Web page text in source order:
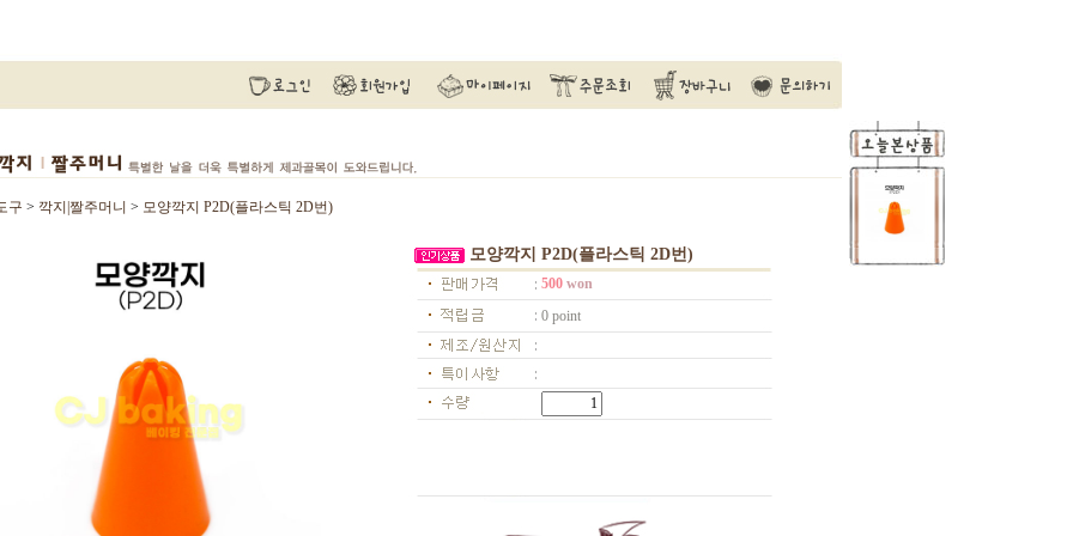
구 > 깍지|짤주머니 > 모양깍지 P2D(플라스틱 2D번)
모양깍지 P2D(플라스틱 2D번)
500 won
0 point